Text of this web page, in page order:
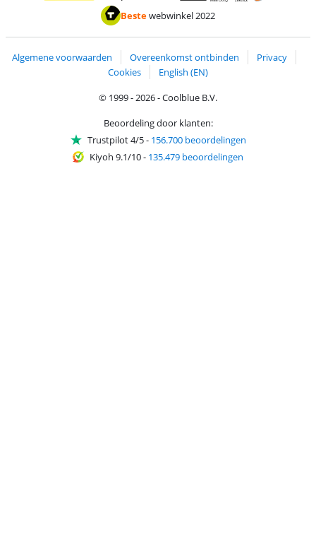
Betalen met iDEAL | WeroBetalen met MasterCard en Visa via ClickToPay
Betalen met ApplePay
Thuiswinkel waarborg
Bestewebwinkel 2022
Algemene voorwaarden Overeenkomst ontbinden
Privacy
Cookies
English (EN)
© 1999 - 2026 - Coolblue B.V.
Beoordeling door klanten:
Trustpilot 4/5- 156.700 beoordelingen
Kiyoh 9.1/10- 135.479 beoordelingen